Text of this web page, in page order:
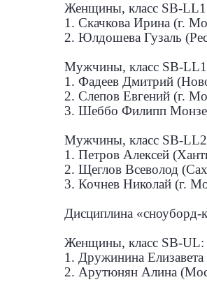
Женщины, класс SB-
1. Скачкова Ирина (г.
2. Юлдошева Гузаль
Мужчины, класс SB-
1. Фадеев Дмитрий
2. Слепов Евгений (г.
3. Шеббо Филипп
Мужчины, класс SB-
1. Петров Алексей
2. Щеглов Всеволод
3. Кочнев Николай (г.
Дисциплина «сноуборд-
Женщины, класс SB-UL:
1. Дружинина
2. Арутюнян Алина